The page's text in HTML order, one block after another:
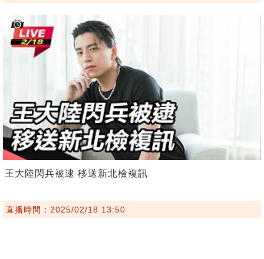
王大陸閃兵被逮 移送新北檢複訊
直播時間：2025/02/18 13:50